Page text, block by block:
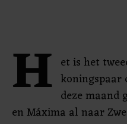
H et is het
koningspaar
deze maand
en Máxima al naar